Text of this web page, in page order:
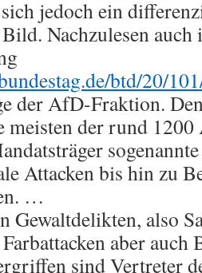
jedoch ein
Nachzulesen
btd/20/
der AfD-Fraktion.
meisten der rund
Attacken bis hin zu
…
Gewaltdelikten, also
aber auch
sind Vertreter